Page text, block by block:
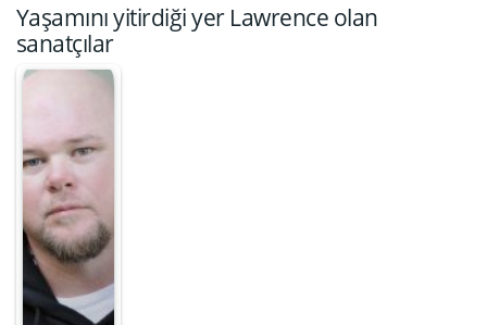
Yaşamını yitirdiği yer Lawrence olan
sanatçılar